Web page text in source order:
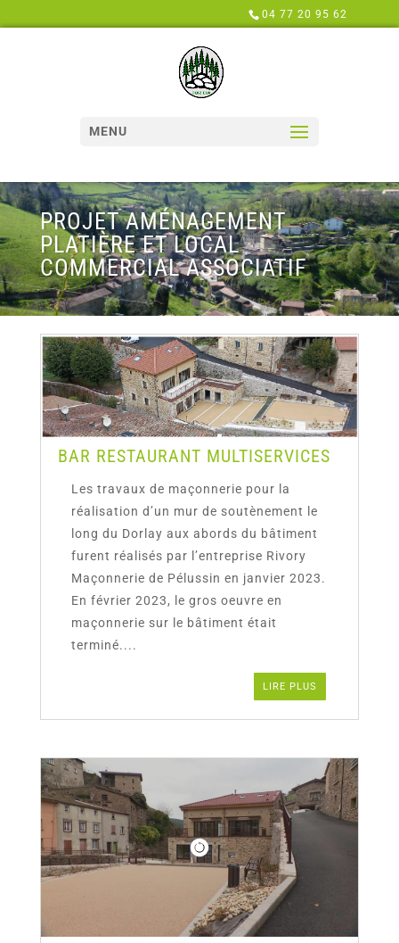
04 77 20 95 62
MENU
PROJET AMÉNAGEMENT
PLATIÈRE ET LOCAL
COMMERCIAL ASSOCIATIF
BAR RESTAURANT MULTISERVICES
Les travaux de maçonnerie pour la
réalisation d’un mur de soutènement le
long du Dorlay aux abords du bâtiment
furent réalisés par l’entreprise Rivory
Maçonnerie de Pélussin en janvier 2023.
En février 2023, le gros oeuvre en
maçonnerie sur le bâtiment était
terminé....
LIRE PLUS